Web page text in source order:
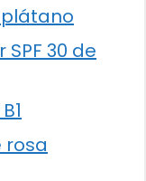
30 de
rosa